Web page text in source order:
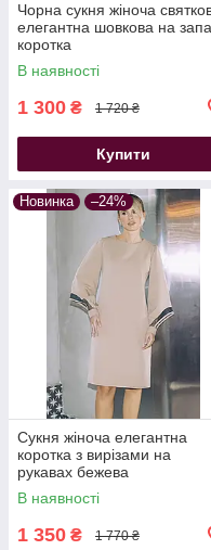
Чорна сукня жіноча
елегантна шовкова на
коротка
В наявності
1 300 ₴ 1 720 ₴
Купити
Новинка –24%
Сукня жіноча елегантна
коротка з вирізами на
рукавах бежева
В наявності
1 350 ₴ 1 770 ₴